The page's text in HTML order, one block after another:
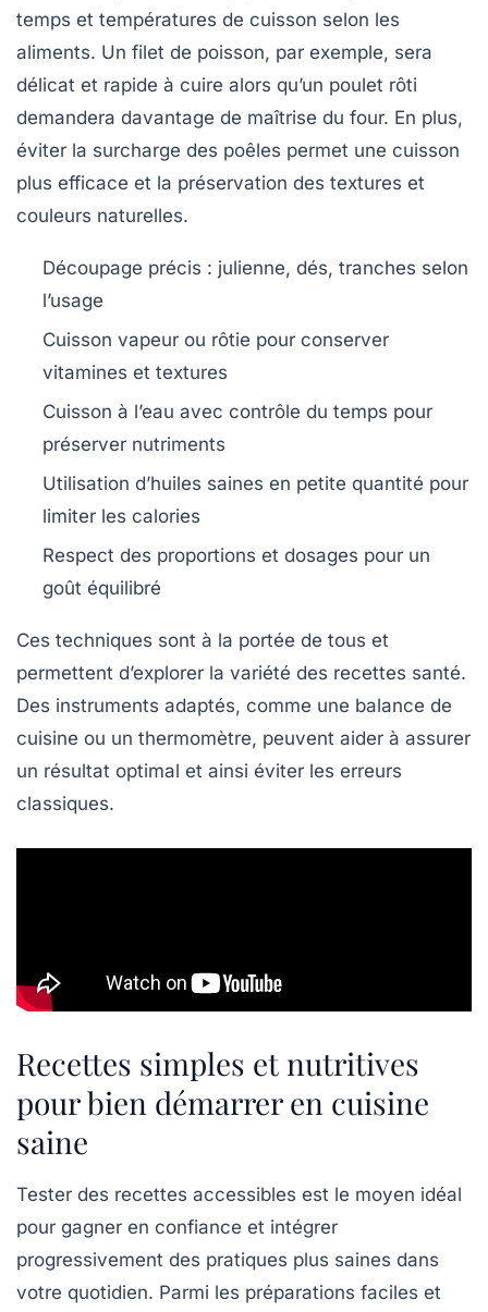
temps et températures de cuisson selon les
aliments. Un filet de poisson, par exemple, sera
délicat et rapide à cuire alors qu’un poulet rôti
demandera davantage de maîtrise du four. En plus,
éviter la surcharge des poêles permet une cuisson
plus efficace et la préservation des textures et
couleurs naturelles.
Découpage précis : julienne, dés, tranches selon
l’usage
Cuisson vapeur ou rôtie pour conserver
vitamines et textures
Cuisson à l’eau avec contrôle du temps pour
préserver nutriments
Utilisation d’huiles saines en petite quantité pour
limiter les calories
Respect des proportions et dosages pour un
goût équilibré
Ces techniques sont à la portée de tous et
permettent d’explorer la variété des recettes santé.
Des instruments adaptés, comme une balance de
cuisine ou un thermomètre, peuvent aider à assurer
un résultat optimal et ainsi éviter les erreurs
classiques.
Recettes simples et nutritives
pour bien démarrer en cuisine
saine
Tester des recettes accessibles est le moyen idéal
pour gagner en confiance et intégrer
progressivement des pratiques plus saines dans
votre quotidien. Parmi les préparations faciles et